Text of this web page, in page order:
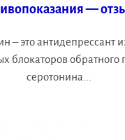
—
– это антидепрессант
блокаторов обратного
серотонина...